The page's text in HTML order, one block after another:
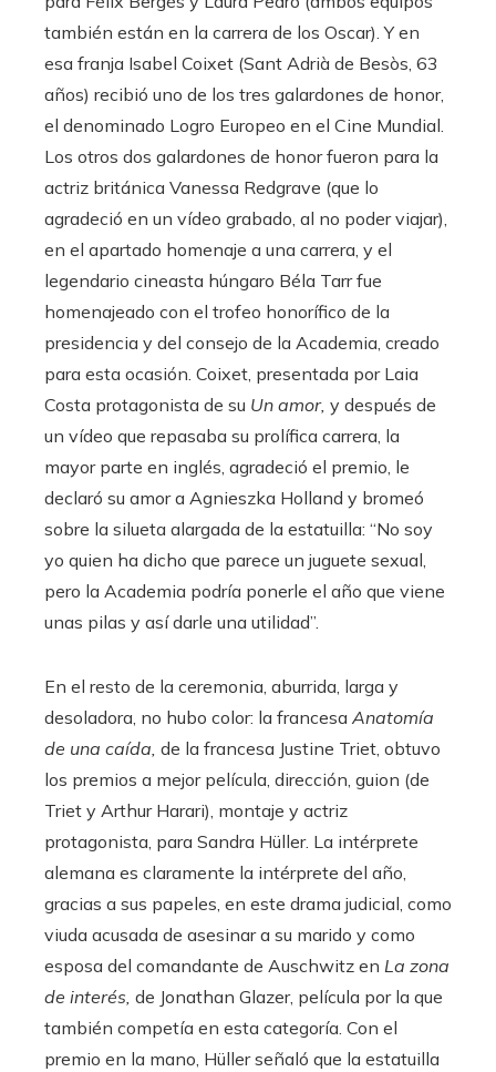
también están en la carrera de los Oscar). Y en
esa franja Isabel Coixet (Sant Adrià de Besòs, 63
años) recibió uno de los tres galardones de honor,
el denominado Logro Europeo en el Cine Mundial.
Los otros dos galardones de honor fueron para la
actriz británica Vanessa Redgrave (que lo
agradeció en un vídeo grabado, al no poder viajar),
en el apartado homenaje a una carrera, y el
legendario cineasta húngaro Béla Tarr fue
homenajeado con el trofeo honorífico de la
presidencia y del consejo de la Academia, creado
para esta ocasión. Coixet, presentada por Laia
Costa protagonista de su Un amor, y después de
un vídeo que repasaba su prolífica carrera, la
mayor parte en inglés, agradeció el premio, le
declaró su amor a Agnieszka Holland y bromeó
sobre la silueta alargada de la estatuilla: “No soy
yo quien ha dicho que parece un juguete sexual,
pero la Academia podría ponerle el año que viene
unas pilas y así darle una utilidad”.
En el resto de la ceremonia, aburrida, larga y
desoladora, no hubo color: la francesa Anatomía
de una caída, de la francesa Justine Triet, obtuvo
los premios a mejor película, dirección, guion (de
Triet y Arthur Harari), montaje y actriz
protagonista, para Sandra Hüller. La intérprete
alemana es claramente la intérprete del año,
gracias a sus papeles, en este drama judicial, como
viuda acusada de asesinar a su marido y como
esposa del comandante de Auschwitz en La zona
de interés, de Jonathan Glazer, película por la que
también competía en esta categoría. Con el
premio en la mano, Hüller señaló que la estatuilla